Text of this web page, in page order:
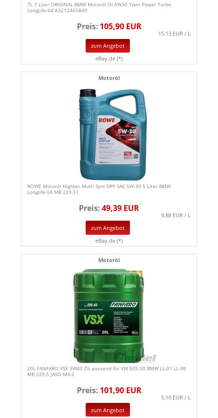
7L 7 Liter ORIGINAL BMW Motoröl Öl 5W30 Twin Power Turbo
LongLife-04 83212465849
Preis: 105,90 EUR
15.13 EUR / L
zum Angebot
eBay.de (*)
Motoröl
ROWE Motoröl Hightec Multi Synt DPF SAE 5W-30 5 Liter BMW
Longlife-04 MB 229.51
Preis:49,39 EUR
9.88 EUR / L
zum Angebot
eBay.de (*)
Motoröl
20L FANFARO VSX 5W40 ÖL passend für VW 505.00 BMW LL-01 LL-98
MB 229.5 JASO MA-2
Preis: 101,90 EUR
5.10 EUR / L
zum Angebot